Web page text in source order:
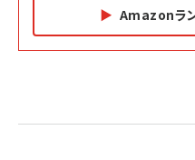
Amazonラ
2億円を売り
anan(アンア
ベインキャ